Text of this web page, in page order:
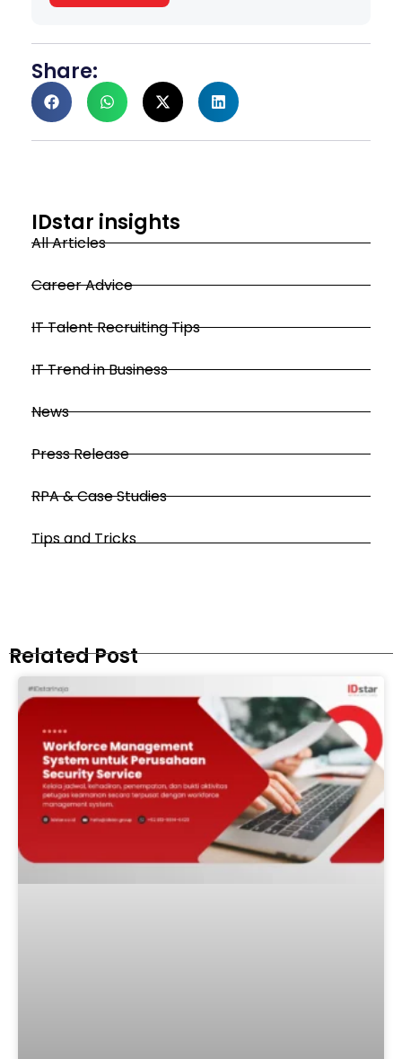
Share:
IDstar insights
All Articles
Career Advice
IT Talent Recruiting Tips
IT Trend in Business
News
Press Release
RPA & Case Studies
Tips and Tricks
Related Post